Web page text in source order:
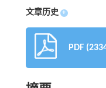
文章历史 +
PDF